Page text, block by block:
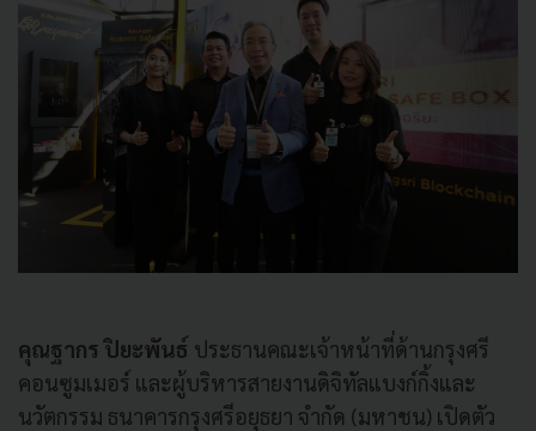
คุณฐากร ปิยะพันธ์ ประธานคณะเจ้าหน้าที่ด้านกรุงศรี
คอนซูมเมอร์ และผู้บริหารสายงานดิจิทัลแบงก์กิ้งและ
นวัตกรรม ธนาคารกรุงศรีอยุธยา จำกัด (มหาชน) เปิดตัว